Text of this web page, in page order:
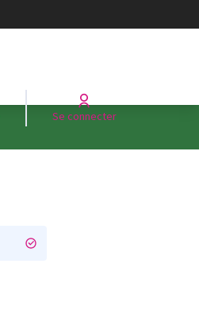
Se connecter